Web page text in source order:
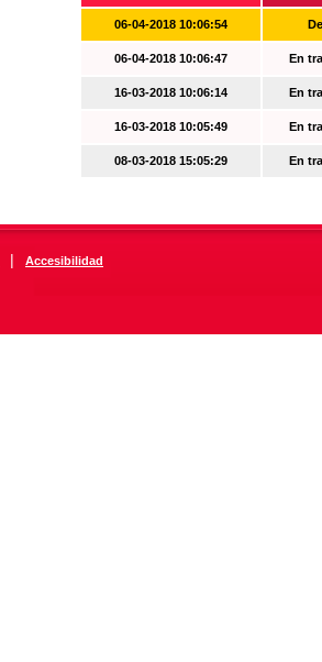
06-04-2018 10:06:54
06-04-2018 10:06:47 En
16-03-2018 10:06:14 En
16-03-2018 10:05:49 En
08-03-2018 15:05:29 En
| Accesibilidad